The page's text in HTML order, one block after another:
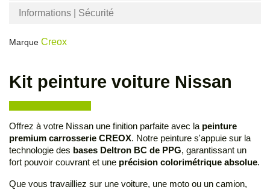
Informations | Sécurité
Marque Creox
Kit peinture voiture Nissan
Offrez à votre Nissan une finition parfaite avec la peinture
premium carrosserie CREOX. Notre peinture s'appuie sur la
technologie des bases Deltron BC de PPG, garantissant un
fort pouvoir couvrant et une précision colorimétrique absolue.
Que vous travailliez sur une voiture, une moto ou un camion,